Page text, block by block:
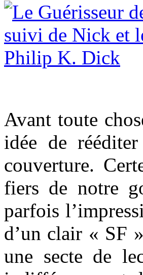
Avant toute
idée de
couverture.
fiers de notre
parfois
d’un clair « SF
une secte de